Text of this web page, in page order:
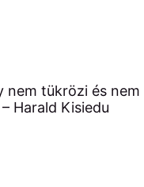
nem tükrözi és nem
Harald Kisiedu